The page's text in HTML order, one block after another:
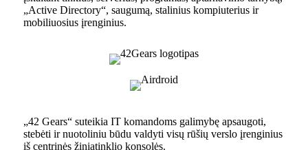
„Active Directory“, saugumą, stalinius kompiuterius ir
mobiliuosius įrenginius.
„42 Gears“ suteikia IT komandoms galimybę apsaugoti,
stebėti ir nuotoliniu būdu valdyti visų rūšių verslo įrenginius
iš centrinės žiniatinklio konsolės.